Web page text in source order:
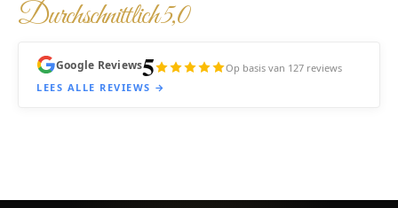
Durchschnittlich 5,0
Google Reviews5
Op basis van 127 reviews
LEES ALLE REVIEWS →